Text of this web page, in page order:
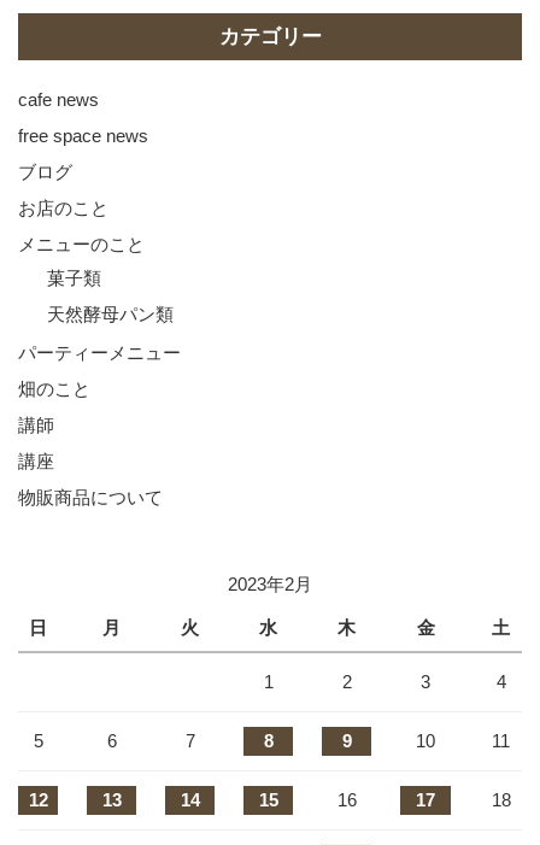
カテゴリー
cafe news
free space news
ブログ
お店のこと
メニューのこと
菓子類
天然酵母パン類
パーティーメニュー
畑のこと
講師
講座
物販商品について
2023年2月
日 月 火 水 木 金 土
1 2 3 4
5 6 7 8 9 10 11
12 13 14 15 16 17 18